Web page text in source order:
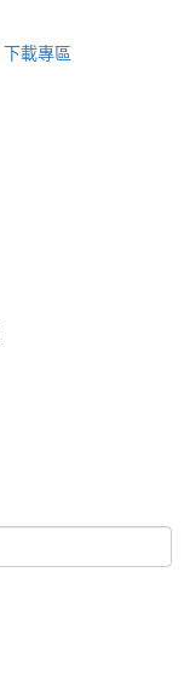
下載專區